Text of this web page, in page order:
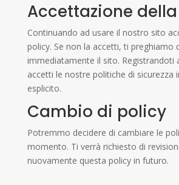
Accettazione
Continuando ad usare il nostro sito
policy. Se non la accetti, ti preghiamo
immediatamente il sito. Registrandoti
accetti le nostre politiche di sicurezza
esplicito.
Cambio di policy
Potremmo decidere di cambiare le
momento. Ti verrà richiesto di
nuovamente questa policy in futuro.